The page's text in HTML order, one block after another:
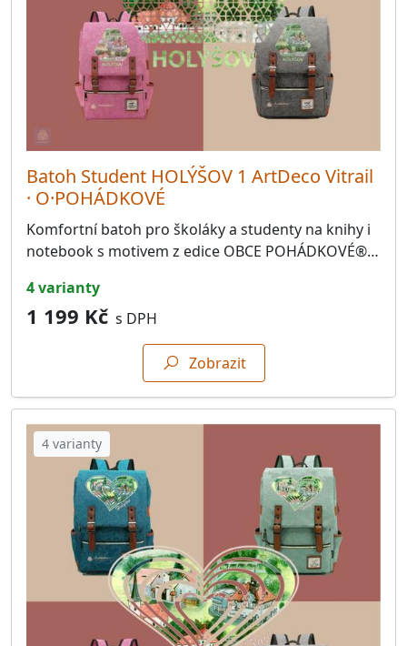
Batoh Student HOLÝŠOV 1 ArtDeco Vitrail
· O·POHÁDKOVÉ
Komfortní batoh pro školáky a studenty na knihy i
notebook s motivem z edice OBCE POHÁDKOVÉ®…
4 varianty
1 199 Kč s DPH
Zobrazit
4 varianty